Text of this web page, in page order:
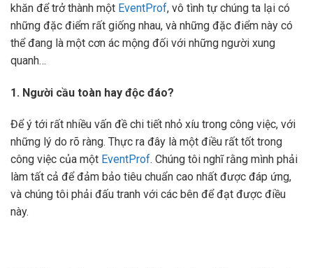
khăn để trở thành một EventProf, vô tình tự chúng ta lại có
những đặc điểm rất giống nhau, và những đặc điểm này có
thể đang là một cơn ác mộng đối với những người xung
quanh…
1. Người cầu toàn hay độc đáo?
Để ý tới rất nhiều vấn đề chi tiết nhỏ xíu trong công việc, với
những lý do rõ ràng. Thực ra đây là một điều rất tốt trong
công việc của một EventProf. Chúng tôi nghĩ rằng mình phải
làm tất cả để đảm bảo tiêu chuẩn cao nhất được đáp ứng,
và chúng tôi phải đấu tranh với các bên để đạt được điều
này.